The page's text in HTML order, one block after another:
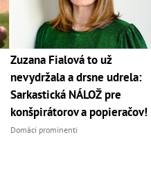
Zuzana Fialová to už
nevydržala a drsne udrela:
Sarkastická NÁLOŽ pre
konšpirátorov a popieračov!
Domáci prominenti